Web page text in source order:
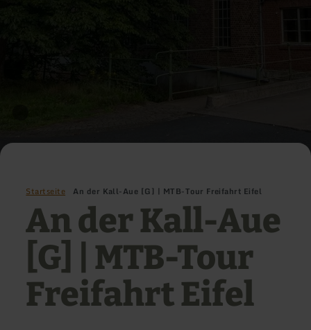
Startseite An der Kall-Aue [G] | MTB-Tour Freifahrt Eifel
An der Kall-Aue
[G] | MTB-Tour
Freifahrt Eifel